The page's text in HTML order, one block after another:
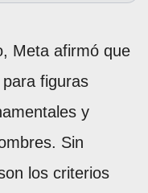
Meta afirmó que
figuras
y
Sin
los criterios